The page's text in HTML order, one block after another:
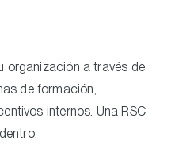
organización a través de
de formación,
internos. Una RSC